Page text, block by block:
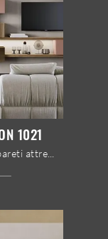
1021